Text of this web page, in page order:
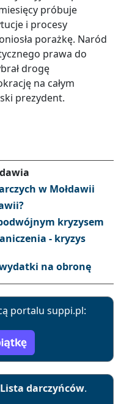
próbuje
i procesy
porażkę. Naród
prawa do
drogę
na całym
prezydent.
w Mołdawii
kryzysem
- kryzys
na obronę
portalu suppi.pl:
Lista darczyńców.